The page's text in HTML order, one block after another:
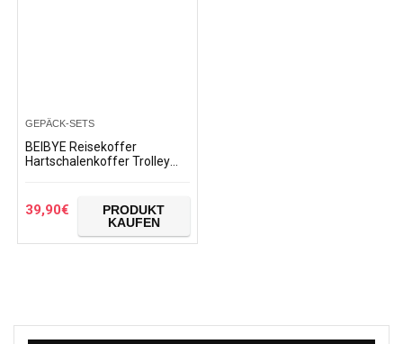
GEPÄCK-SETS
BEIBYE Reisekoffer
Hartschalenkoffer Trolley
Polycarbonat Set XL-L-M-
Beautycase Koffer
39,90€
PRODUKT
KAUFEN